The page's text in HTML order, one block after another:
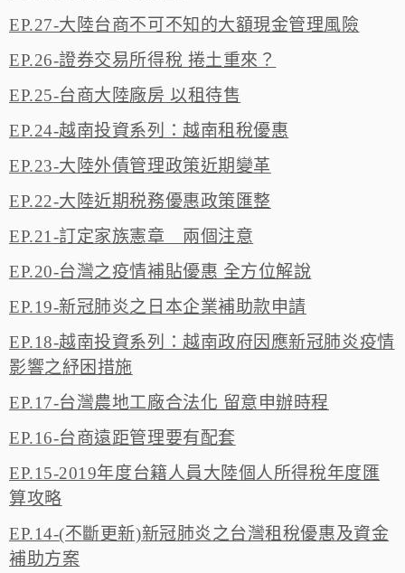
EP.27-大陸台商不可不知的大額現金管理風險
EP.26-證券交易所得稅 捲土重來？
EP.25-台商大陸廠房 以租待售
EP.24-越南投資系列：越南租稅優惠
EP.23-大陸外債管理政策近期變革
EP.22-大陸近期税務優惠政策匯整
EP.21-訂定家族憲章 兩個注意
EP.20-台灣之疫情補貼優惠 全方位解說
EP.19-新冠肺炎之日本企業補助款申請
EP.18-越南投資系列：越南政府因應新冠肺炎疫情
影響之紓困措施
EP.17-台灣農地工廠合法化 留意申辦時程
EP.16-台商遠距管理要有配套
EP.15-2019年度台籍人員大陸個人所得稅年度匯
算攻略
EP.14-(不斷更新)新冠肺炎之台灣租稅優惠及資金
補助方案